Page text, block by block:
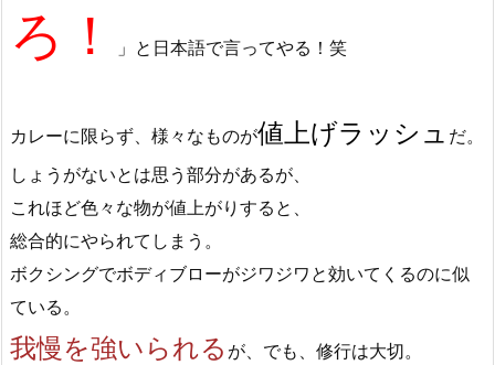
ろ！
」と日本語で言ってやる！笑
カレーに限らず、様々なものが値上げラッシュ だ。
しょうがないとは思う部分があるが、
これほど色々な物が値上がりすると、
総合的にやられてしまう。
ボクシングでボディブローがジワジワと効いてくるのに似
ている。
我慢を強いられる が、でも、修行は大切。